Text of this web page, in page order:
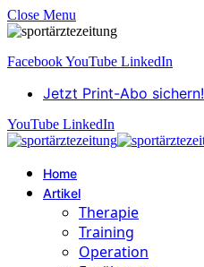
Close Menu
FacebookYouTube LinkedIn
Jetzt Print-Abo sichern!
YouTube LinkedIn
Home
Artikel
Therapie
Training
Operation